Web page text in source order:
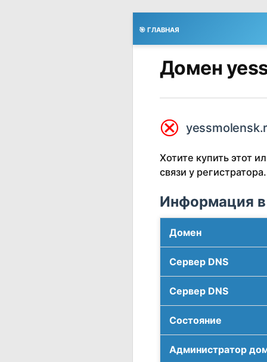
🎯 ГЛАВНАЯ
Домен
⮿
Хотите купить этот
связи у регистратора.
Информация в
Домен
Сервер DNS
Сервер DNS
Соcтояние
Администратор